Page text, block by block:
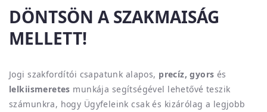
DÖNTSÖN A SZAKMAISÁG
MELLETT!
Jogi szakfordítói csapatunk alapos, precíz, gyors és
lelkiismeretes munkája segítségével lehetővé teszik
számunkra, hogy Ügyfeleink csak és kizárólag a legjobb